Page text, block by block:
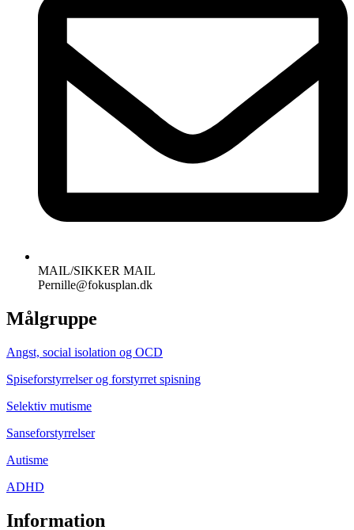
MAIL/SIKKER MAIL
Pernille@fokusplan.dk
Målgruppe
Angst, social isolation og OCD
Spiseforstyrrelser og forstyrret spisning
Selektiv mutisme
Sanseforstyrrelser
Autisme
ADHD
Information